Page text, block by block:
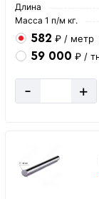
Длина
Масса 1 п/м кг.
582 ₽ / метр
59 000 ₽ /
- +